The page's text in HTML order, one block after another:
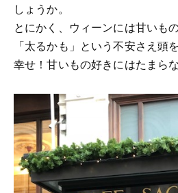
しょうか。
とにかく、ウィーンには甘いも
「太るかも」という不安さえ頭
幸せ！甘いもの好きにはたまらな